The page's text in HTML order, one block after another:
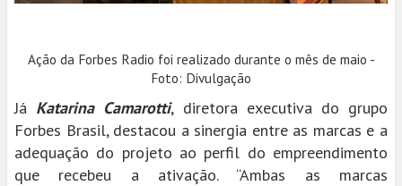
Ação da Forbes Radio foi realizado durante o mês de maio -
Foto: Divulgação
Já Katarina Camarotti, diretora executiva do grupo
Forbes Brasil, destacou a sinergia entre as marcas e a
adequação do projeto ao perfil do empreendimento
que recebeu a ativação. “Ambas as marcas